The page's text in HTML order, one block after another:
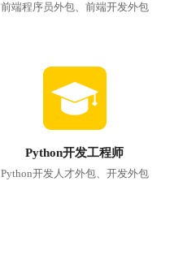
前端程序员外包、前端开发外包
Python开发工程师
Python开发人才外包、开发外包